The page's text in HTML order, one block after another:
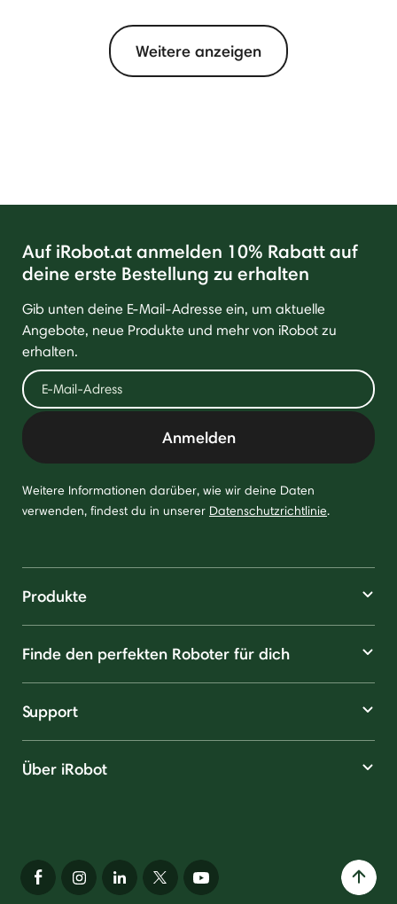
Weitere anzeigen
Auf iRobot.at anmelden 10% Rabatt auf
deine erste Bestellung zu erhalten
Gib unten deine E-Mail-Adresse ein, um aktuelle
Angebote, neue Produkte und mehr von iRobot zu
erhalten.
Anmelden
Weitere Informationen darüber, wie wir deine Daten
verwenden, findest du in unserer Datenschutzrichtlinie.
Produkte
Finde den perfekten Roboter für dich
Support
Über iRobot